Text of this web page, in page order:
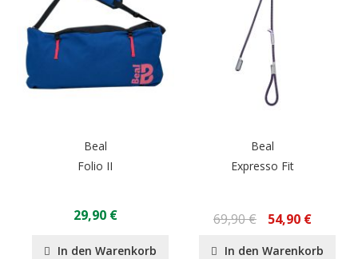
Beal
Folio II
29,90 €
In den Warenkorb
Beal
Expresso Fit
69,90 € 54,90 €
In den Warenkorb